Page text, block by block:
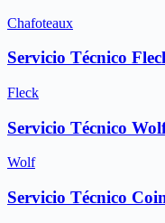
Chafoteaux
Servicio Técnico
Fleck
Servicio Técnico
Wolf
Servicio Técnico